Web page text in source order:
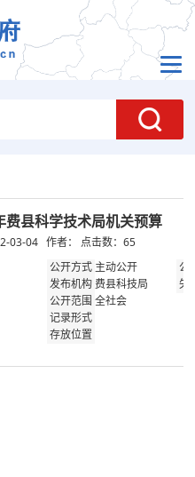
费县科学技术局机关预算
03-04 作者： 点击数：65
公开方式 主动公开
公
发布机构 费县科技局
失
公开范围全社会
记录形式
存放位置